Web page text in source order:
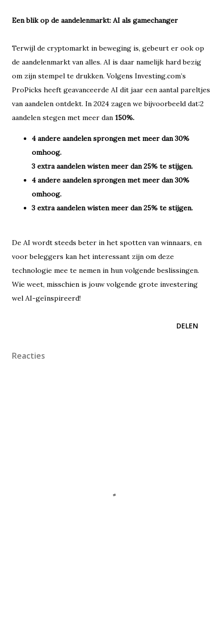
Een blik op de aandelenmarkt: AI als gamechanger
Terwijl de cryptomarkt in beweging is, gebeurt er ook op
de aandelenmarkt van alles. AI is daar namelijk hard bezig
om zijn stempel te drukken. Volgens Investing.com’s
ProPicks heeft geavanceerde AI dit jaar een aantal pareltjes
van aandelen ontdekt. In 2024 zagen we bijvoorbeeld dat:2
aandelen stegen met meer dan 150%.
4 andere aandelen sprongen met meer dan 30%
omhoog.
3 extra aandelen wisten meer dan 25% te stijgen.
4 andere aandelen sprongen met meer dan 30%
omhoog.
3 extra aandelen wisten meer dan 25% te stijgen.
De AI wordt steeds beter in het spotten van winnaars, en
voor beleggers kan het interessant zijn om deze
technologie mee te nemen in hun volgende beslissingen.
Wie weet, misschien is jouw volgende grote investering
wel AI-geïnspireerd!
DELEN
Reacties